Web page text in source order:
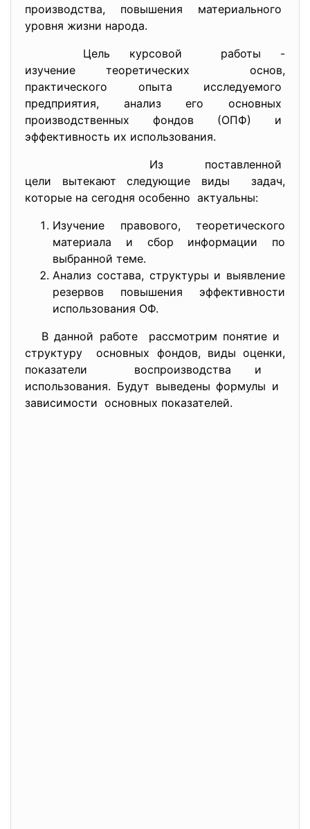
производства, повышения материального
уровня жизни народа.
Цель курсовой работы -
изучение теоретических основ,
практического опыта исследуемого
предприятия, анализ его основных
производственных фондов (ОПФ) и
эффективность их использования.
Из поставленной
цели вытекают следующие виды задач,
которые на сегодня особенно актуальны:
Изучение правового, теоретического
материала и сбор информации по
выбранной теме.
Анализ состава, структуры и выявление
резервов повышения эффективности
использования ОФ.
В данной работе рассмотрим понятие и
структуру основных фондов, виды оценки,
показатели воспроизводства и
использования. Будут выведены формулы и
зависимости основных показателей.